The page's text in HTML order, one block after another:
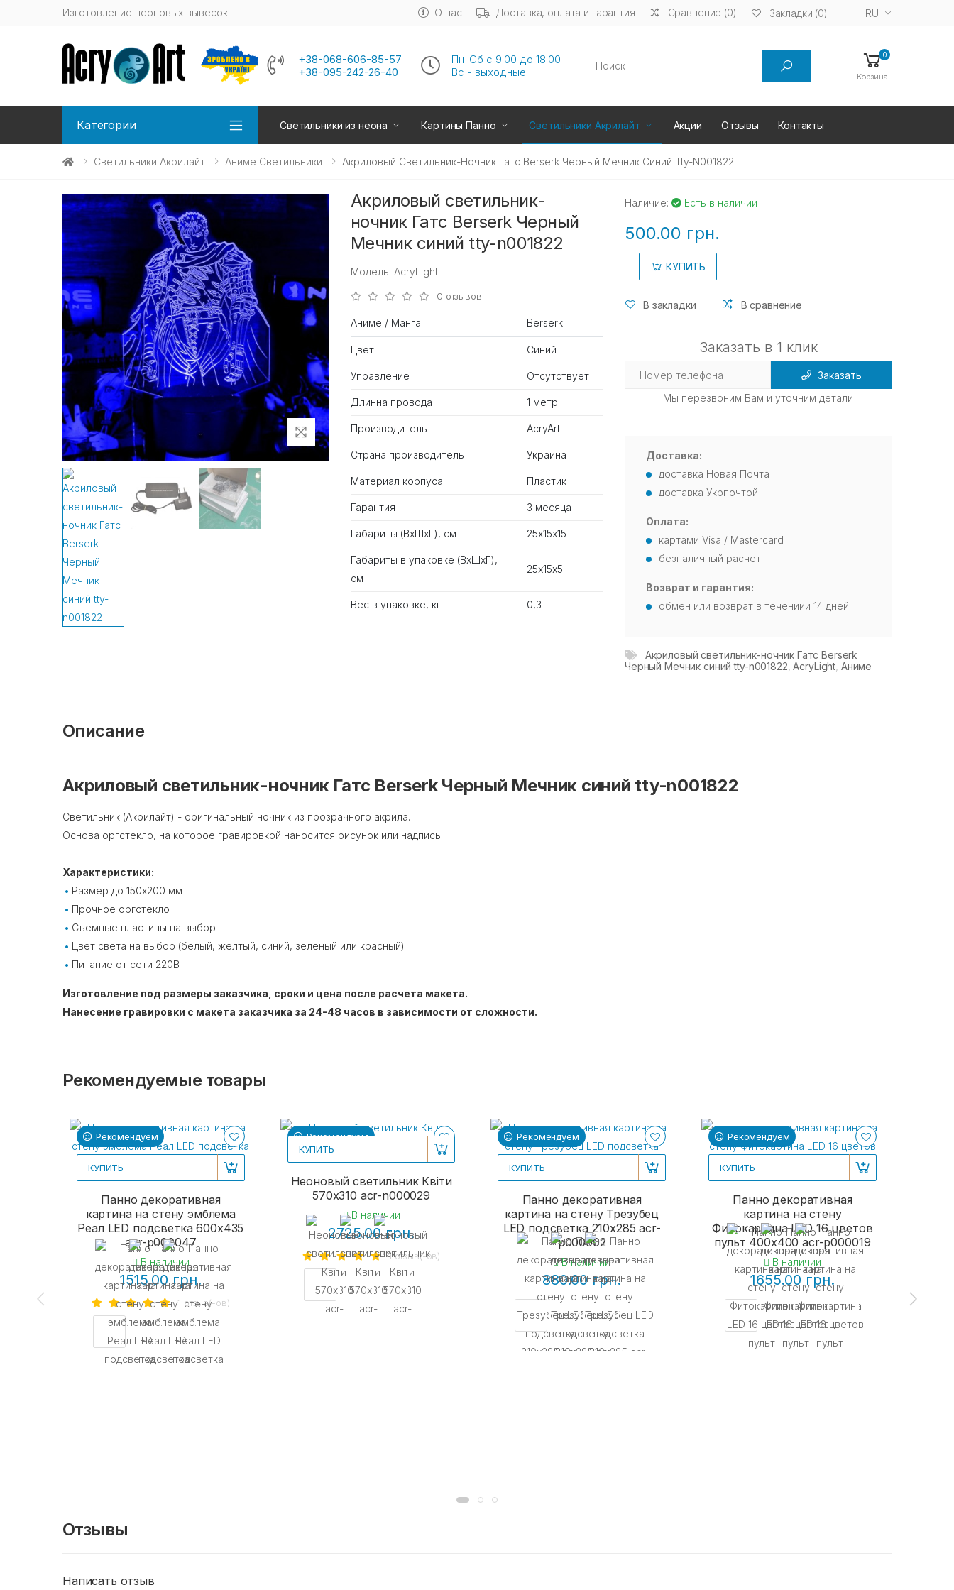
Изготовление неоновых вывесок О нас Доставка, оплата и гарантия Сравнение (0) Закладки (0) RU
+38-068-606-85-57
+38-095-242-26-40
Пн-Сб с 9:00 до 18:00
Вс - выходные
Search 0
Корзина
Категории Светильники из неона Картины Панно Светильники Акрилайт Акции Отзывы Контакты
Светильники Акрилайт Аниме Светильники Акриловый Светильник-Ночник Гатс Berserk Черный Мечник Синий Tty-N001822
Акриловый светильник-
ночник Гатс Berserk Черный
Мечник синий tty-n001822
Модель: AcryLight
0 отзывов
Аниме / Манга Berserk
Цвет Синий
Управление Отсутствует
Длинна провода 1 метр
Производитель AcryArt
Страна производитель Украина
Материал корпуса Пластик
Гарантия 3 месяца
Габариты (ВхШхГ), см 25х15х15
Габариты в упаковке (ВхШхГ),
см
25х15х5
Вес в упаковке, кг 0,3
Наличие: Есть в наличии
500.00 грн.
КУПИТЬ
В закладки В сравнение
Заказать в 1 клик
Заказать
Мы перезвоним Вам и уточним детали
Доставка:
доставка Новая Почта
доставка Укрпочтой
Оплата:
картами Visa / Mastercard
безналичный расчет
Возврат и гарантия:
обмен или возврат в течениии 14 дней
Акриловый светильник-ночник Гатс Berserk
Черный Мечник синий tty-n001822 ,AcryLight Аниме
Описание
Акриловый светильник-ночник Гатс Berserk Черный Мечник синий tty-n001822
Светильник (Акрилайт) - оригинальный ночник из прозрачного акрила.
Основа оргстекло, на которое гравировкой наносится рисунок или надпись.
Характеристики:
Размер до 150х200 мм
Прочное оргстекло
Съемные пластины на выбор
Цвет света на выбор (белый, желтый, синий, зеленый или красный)
Питание от сети 220В
Изготовление под размеры заказчика, сроки и цена после расчета макета.
Нанесение гравировки с макета заказчика за 24-48 часов в зависимости от сложности.
Рекомендуемые товары
Рекомендуем
КУПИТЬ
Панно декоративная
картина на стену эмблема
Реал LED подсветка 600х435
acr-p000047
В наличии
1515.00 грн.
1 отзыв(-ов)
Рекомендуем
КУПИТЬ
Неоновый светильник Квіти
570х310 acr-n000029
В наличии
2725.00 грн.
1 отзыв(-ов)
Рекомендуем
КУПИТЬ
Панно декоративная
картина на стену Трезубец
LED подсветка 210x285 acr-
p000002
В наличии
880.00 грн.
Рекомендуем
КУПИТЬ
Панно декоративная
картина на стену
Фитокартина LED 16 цветов
пульт 400x400 acr-p000019
В наличии
1655.00 грн.
Отзывы
Написать отзыв